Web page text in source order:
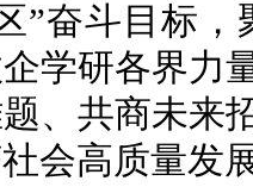
”奋斗目标，
学研各界力
、共商未来
会高质量发